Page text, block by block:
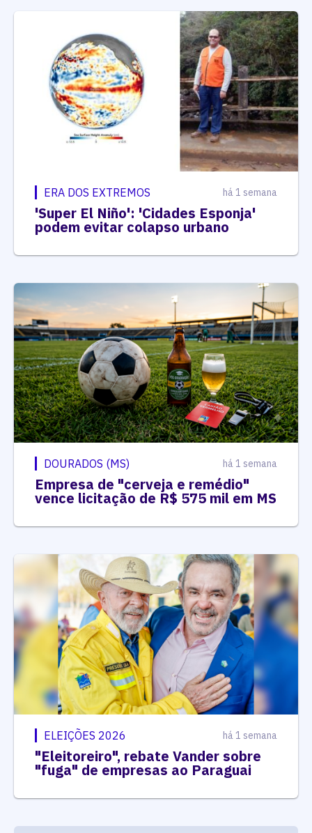
ERA DOS EXTREMOS há 1 semana
'Super El Niño': 'Cidades Esponja'
podem evitar colapso urbano
DOURADOS (MS) há 1 semana
Empresa de "cerveja e remédio"
vence licitação de R$ 575 mil em MS
ELEIÇÕES 2026 há 1 semana
"Eleitoreiro", rebate Vander sobre
"fuga" de empresas ao Paraguai